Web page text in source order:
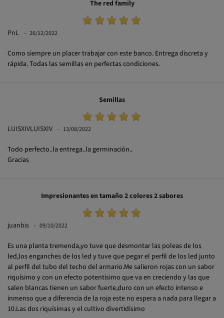
The red family
Como siempre un placer trabajar con este banco. Entrega discreta y
Todo perfecto..la entrega..la germinación..
Impresionantes en tamaño 2 colores 2 sabores
Es una planta tremenda,yo tuve que desmontar las poleas de los
led,los enganches de los led y tuve que pegar el perfil de los led junto
al perfil del tubo del techo del armario.Me salieron rojas con un sabor
riquísimo y con un efecto potentisimo que va en creciendo y las que
salen blancas tienen un sabor fuerte,duro con un efecto intenso e
inmenso que a diferencia de la roja este no espera a nada para llegar a